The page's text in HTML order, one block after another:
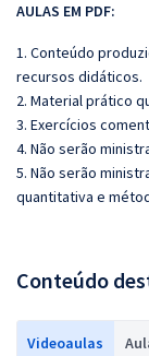
AULAS EM PDF:
1. Conteúdo
recursos didáticos.
2. Material prático
3. Exercícios
4. Não serão
5. Não serão
quantitativa e
Conteúdo
Videoaulas